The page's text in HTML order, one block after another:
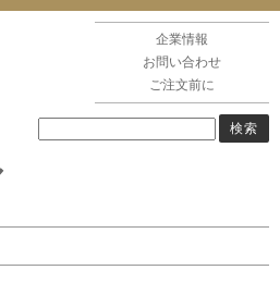
企業情報
お問い合わせ
ご注文前に